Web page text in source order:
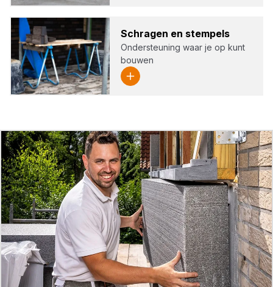
Schra­gen en stem­pels
Ondersteuning waar je op kunt
bouwen